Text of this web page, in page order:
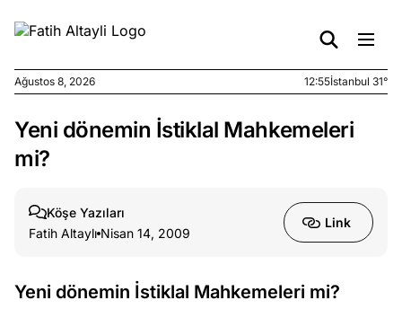
Ağustos
7, 2026
kimler
Ağustos
Ağustos 8, 2026 12:55İstanbul 31°
Yeni dönemin İstiklal Mahkemeleri
mi?
Köşe Yazıları
Fatih Altaylı Nisan 14, 2009
Link
Yeni dönemin İstiklal Mahkemeleri mi?